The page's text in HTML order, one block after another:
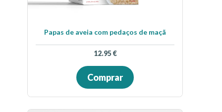
Papas de aveia com pedaços de maçã
12.95€
Comprar